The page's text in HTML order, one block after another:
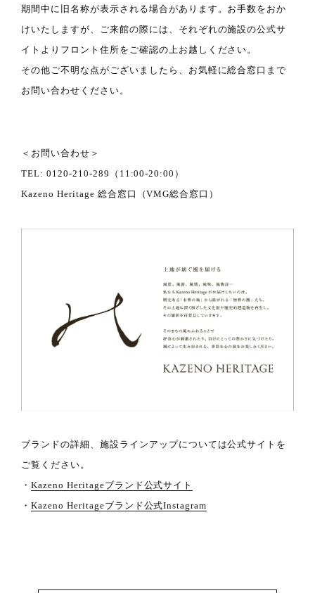
期間中に旧名称が表示される場合があります。お手数をおか
けいたしますが、ご来館の際には、それぞれの施設の公式サ
イトよりフロント住所をご確認の上お越しください。
その他ご不明な点がございましたら、お気軽に総合窓口まで
お問い合わせください。
＜お問い合わせ＞
TEL: 0120-210-289（11:00-20:00）
Kazeno Heritage 総合窓口（VMG総合窓口）
ブランドの詳細、施設ラインアップについては公式サイトを
ご覧ください。
・ Kazeno Heritageブランド公式サイト
・ Kazeno Heritageブランド公式Instagram